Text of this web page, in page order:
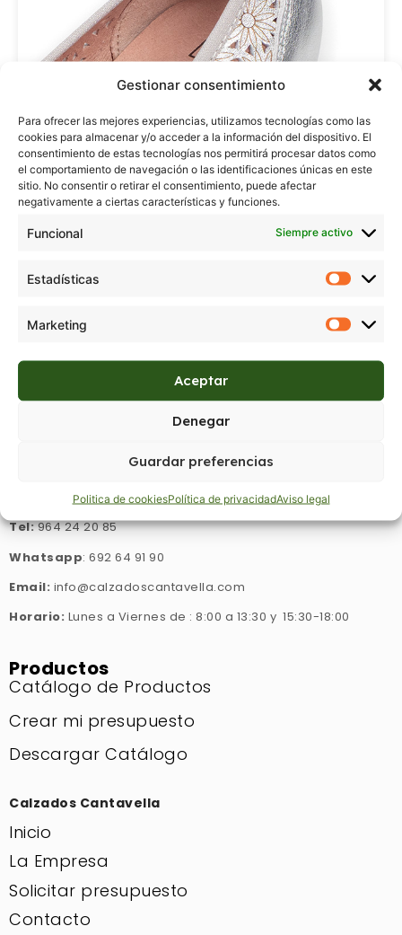
Gestionar consentimiento
Para ofrecer las mejores experiencias, utilizamos tecnologías como las
cookies para almacenar y/o acceder a la información del dispositivo. El
consentimiento de estas tecnologías nos permitirá procesar datos como
el comportamiento de navegación o las identificaciones únicas en este
sitio. No consentir o retirar el consentimiento, puede afectar
negativamente a ciertas características y funciones.
Funcional Siempre activo
Estadísticas
Marketing
Aceptar
Denegar
Guardar preferencias
Politica de cookiesPolítica de privacidadAviso legal
11132
Tel:964 24 20 85
Whatsapp: 692 64 91 90
Email: info@calzadoscantavella.com
Horario: Lunes a Viernes de : 8:00 a 13:30 y 15:30-18:00
Productos
Catálogo de Productos
Crear mi presupuesto
Descargar Catálogo
Calzados Cantavella
Inicio
La Empresa
Solicitar presupuesto
Contacto